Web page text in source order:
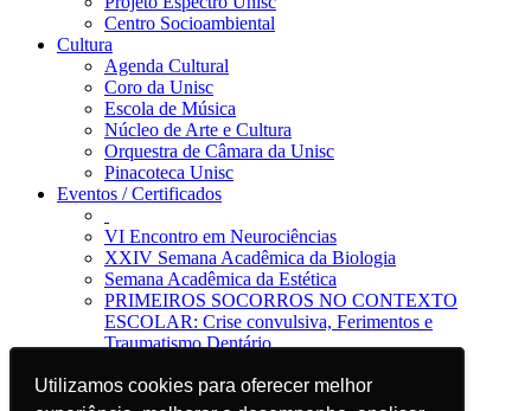
Utilizamos cookies para oferecer melhor
Utilizamos cookies para oferecer melhor
Centro Socioambiental
Cultura
Agenda Cultural
Coro da Unisc
Escola de Música
Núcleo de Arte e Cultura
Orquestra de Câmara da Unisc
Pinacoteca Unisc
Eventos / Certificados
VI Encontro em Neurociências
XXIV Semana Acadêmica da Biologia
Semana Acadêmica da Estética
PRIMEIROS SOCORROS NO CONTEXTO
ESCOLAR: Crise convulsiva, Ferimentos e
Traumatismo Dentário
Jornal da Unisc
Notícias